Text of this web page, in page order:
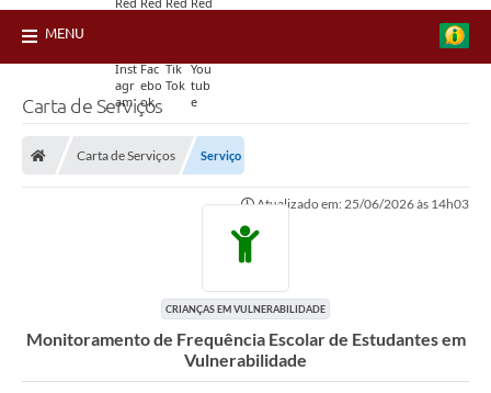
MENU
Carta de Serviços
Carta de Serviços Serviço
Atualizado em: 25/06/2026 às 14h03
CRIANÇAS EM VULNERABILIDADE
Monitoramento de Frequência Escolar de Estudantes em
Vulnerabilidade